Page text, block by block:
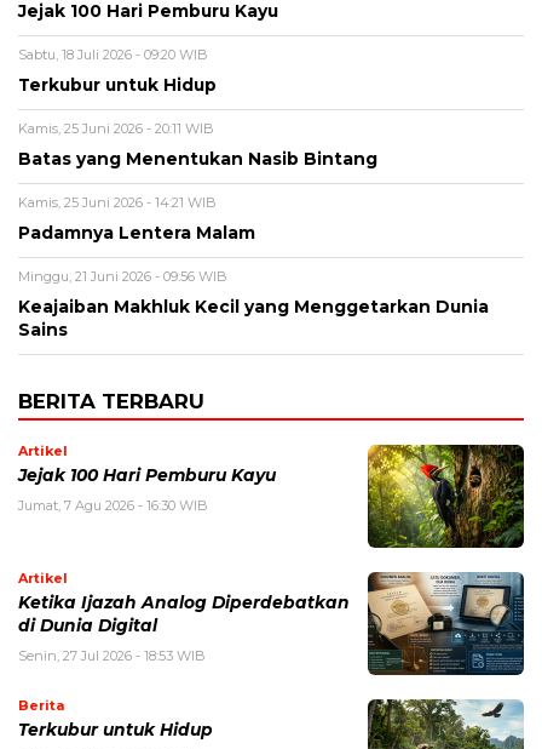
Jejak 100 Hari Pemburu Kayu
Sabtu, 18 Juli 2026 - 09:20 WIB
Terkubur untuk Hidup
Kamis, 25 Juni 2026 - 20:11 WIB
Batas yang Menentukan Nasib Bintang
Kamis, 25 Juni 2026 - 14:21 WIB
Padamnya Lentera Malam
Minggu, 21 Juni 2026 - 09:56 WIB
Keajaiban Makhluk Kecil yang Menggetarkan Dunia
Sains
BERITA TERBARU
Artikel
Jejak 100 Hari Pemburu Kayu
Jumat, 7 Agu 2026 - 16:30 WIB
Artikel
Ketika Ijazah Analog Diperdebatkan
di Dunia Digital
Senin, 27 Jul 2026 - 18:53 WIB
Berita
Terkubur untuk Hidup